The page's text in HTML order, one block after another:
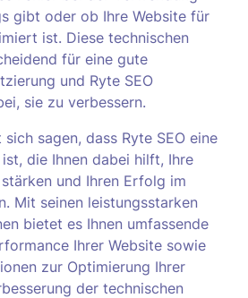
gibt oder ob Ihre Website für
ist. Diese technischen
für eine gute
und Ryte SEO
sie zu verbessern.
sagen, dass Ryte SEO eine
die Ihnen dabei hilft, Ihre
und Ihren Erfolg im
Mit seinen leistungsstarken
bietet es Ihnen umfassende
Ihrer Website sowie
zur Optimierung Ihrer
der technischen